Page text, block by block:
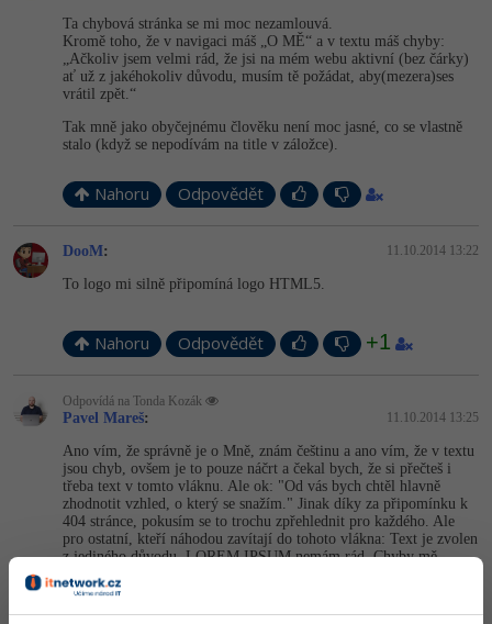
Ta chybová stránka se mi moc nezamlouvá.
Kromě toho, že v navigaci máš „O MĚ“ a v textu máš chyby:
„Ačkoliv jsem velmi rád, že jsi na mém webu aktivní (bez čárky)
ať už z jakéhokoliv důvodu, musím tě požádat, aby(mezera)ses
vrátil zpět.“
Tak mně jako obyčejnému člověku není moc jasné, co se vlastně
stalo (když se nepodívám na title v záložce).
Nahoru Odpovědět
DooM: 11.10.2014 13:22
To logo mi silně připomíná logo HTML5.
Nahoru Odpovědět +1
Odpovídá na Tonda Kozák
Pavel Mareš: 11.10.2014 13:25
Ano vím, že správně je o Mně, znám češtinu a ano vím, že v textu
jsou chyb, ovšem je to pouze náčrt a čekal bych, že si přečteš i
třeba text v tomto vláknu. Ale ok: "Od vás bych chtěl hlavně
zhodnotit vzhled, o který se snažím." Jinak díky za připomínku k
404 stránce, pokusím se to trochu zpřehlednit pro každého. Ale
pro ostatní, kteří náhodou zavítají do tohoto vlákna: Text je zvolen
z jediného důvodu, LOREM IPSUM nemám rád. Chyby mě
vzhledu stránky, díky.